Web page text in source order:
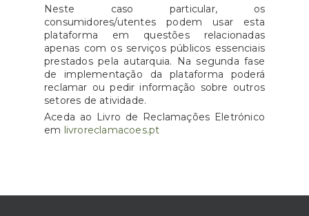
Neste caso particular, os
consumidores/utentes podem usar esta
plataforma em questões relacionadas
apenas com os serviços públicos essenciais
prestados pela autarquia. Na segunda fase
de implementação da plataforma poderá
reclamar ou pedir informação sobre outros
setores de atividade.
Aceda ao Livro de Reclamações Eletrónico
em livroreclamacoes.pt